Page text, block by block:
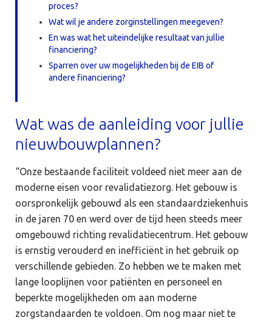
proces?
Wat wil je andere zorginstellingen meegeven?
En was wat het uiteindelijke resultaat van jullie
financiering?
Sparren over uw mogelijkheden bij de EIB of
andere financiering?
Wat was de aanleiding voor jullie
nieuwbouwplannen?
“Onze bestaande faciliteit voldeed niet meer aan de
moderne eisen voor revalidatiezorg. Het gebouw is
oorspronkelijk gebouwd als een standaardziekenhuis
in de jaren 70 en werd over de tijd heen steeds meer
omgebouwd richting revalidatiecentrum. Het gebouw
is ernstig verouderd en inefficiënt in het gebruik op
verschillende gebieden. Zo hebben we te maken met
lange looplijnen voor patiënten en personeel en
beperkte mogelijkheden om aan moderne
zorgstandaarden te voldoen. Om nog maar niet te